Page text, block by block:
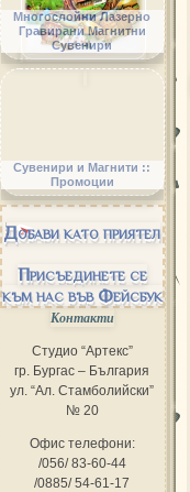
Многослойни Лазерно
Гравирани Магнитни
Сувенири
Сувенири и Магнити ::
Промоции
Добави като приятел
Присъединете се
към нас във Фейсбук
Контакти
Студио “Артекс”
гр. Бургас – България
ул. “Ал. Стамболийски”
№ 20
Офис телефони:
/056/ 83-60-44
/0885/ 54-61-17